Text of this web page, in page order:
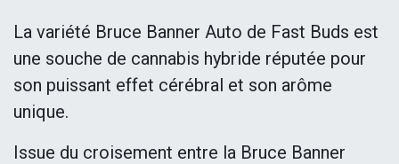
La variété Bruce Banner Auto de Fast Buds est
une souche de cannabis hybride réputée pour
son puissant effet cérébral et son arôme
unique.
Issue du croisement entre la Bruce Banner